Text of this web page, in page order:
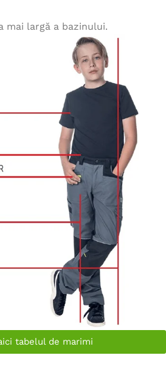
mai largă a bazinului.
tabelul de marimi